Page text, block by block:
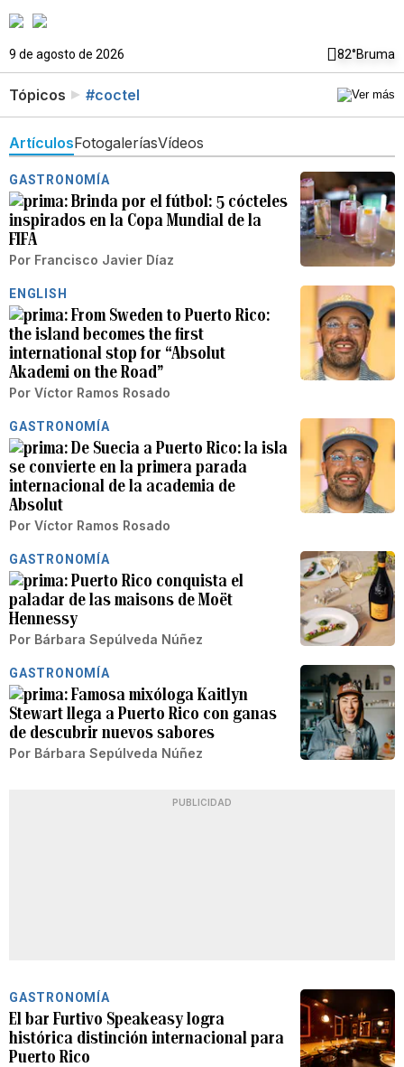
9 de agosto de 2026 82°Bruma
Tópicos #coctel
ArtículosFotogaleríasVídeos
GASTRONOMÍA
Brinda por el fútbol: 5 cócteles
inspirados en la Copa Mundial de la
FIFA
Por Francisco Javier Díaz
ENGLISH
From Sweden to Puerto Rico:
the island becomes the first
international stop for “Absolut
Akademi on the Road”
Por Víctor Ramos Rosado
GASTRONOMÍA
De Suecia a Puerto Rico: la isla
se convierte en la primera parada
internacional de la academia de
Absolut
Por Víctor Ramos Rosado
GASTRONOMÍA
Puerto Rico conquista el
paladar de las maisons de Moët
Hennessy
Por Bárbara Sepúlveda Núñez
GASTRONOMÍA
Famosa mixóloga Kaitlyn
Stewart llega a Puerto Rico con ganas
de descubrir nuevos sabores
Por Bárbara Sepúlveda Núñez
PUBLICIDAD
GASTRONOMÍA
El bar Furtivo Speakeasy logra
histórica distinción internacional para
Puerto Rico